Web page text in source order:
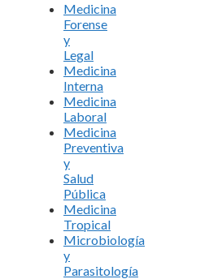
Medicina
Forense
y
Legal
Medicina
Interna
Medicina
Laboral
Medicina
Preventiva
y
Salud
Pública
Medicina
Tropical
Microbiología
y
Parasitología